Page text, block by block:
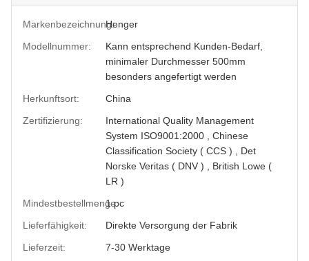
Markenbezeichnung:Henger
Modellnummer:
Kann entsprechend Kunden-Bedarf,
minimaler Durchmesser 500mm
besonders angefertigt werden
Herkunftsort:
China
Zertifizierung:
International Quality Management
System ISO9001:2000 , Chinese
Classification Society ( CCS ) , Det
Norske Veritas ( DNV ) , British Lowe (
LR )
Mindestbestellmenge:
1 pc
Lieferfähigkeit:
Direkte Versorgung der Fabrik
Lieferzeit:
7-30 Werktage